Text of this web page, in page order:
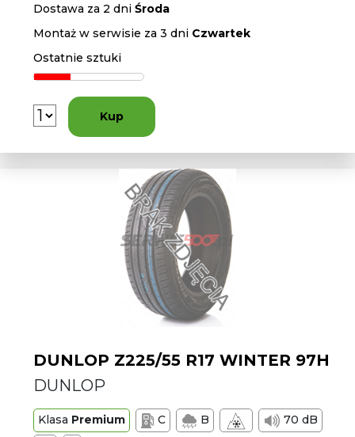
Dostawa za 2 dniŚroda
Montaż w serwisie za 3 dni Czwartek
Ostatnie sztuki
Kup
DUNLOP Z225/55 R17 WINTER 97H
DUNLOP
Klasa Premium C B
70 dB